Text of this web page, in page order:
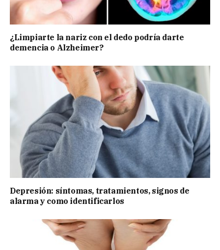
¿Limpiarte la nariz con el dedo podría darte
demencia o Alzheimer?
Depresión: síntomas, tratamientos, signos de
alarma y como identificarlos